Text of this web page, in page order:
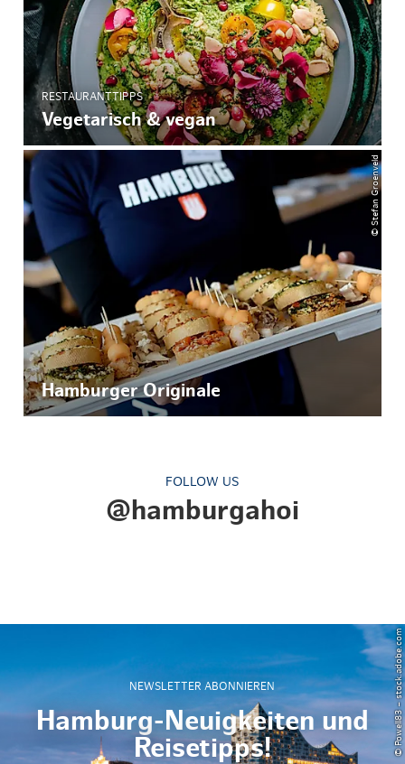
RESTAURANTTIPPS
Vegetarisch & vegan
© Stefan Groenveld
Hamburger Originale
FOLLOW US
@hamburgahoi
NEWSLETTER ABONNIEREN
Hamburg-Neuigkeiten und
Reisetipps!
© Powell83 – stock.adobe.com